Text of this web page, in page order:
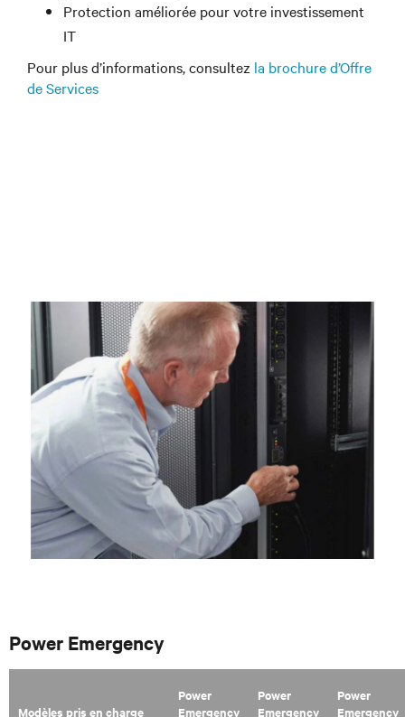
Protection améliorée pour votre investissement
IT
Pour plus d’informations, consultez la brochure d’Offre
de Services
Power Emergency
Modèles pris en charge
Power
Emergency
Power
Emergency
Power
Emergency